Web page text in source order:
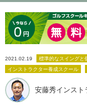
2021.02.19
標準的なスイング
インストラクター養成スクール
安藤秀インスト